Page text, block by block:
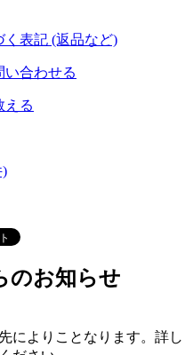
表記 (返品など)
い合わせる
える
)
のお知らせ
によりことなります。詳し